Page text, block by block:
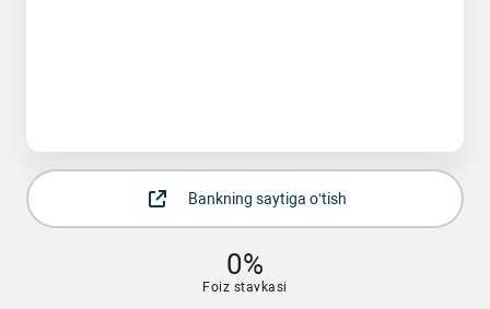
Bankning saytiga o‘tish
0%
Foiz stavkasi